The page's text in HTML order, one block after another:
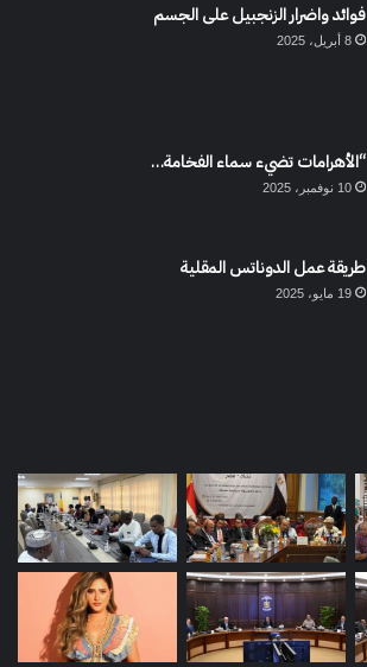
فوائد واضرار الزنجبيل على الجسم
8 أبريل، 2025
“الأهرامات تضيء سماء الفخامة…
10 نوفمبر، 2025
طريقة عمل الدوناتس المقلية
19 مايو، 2025